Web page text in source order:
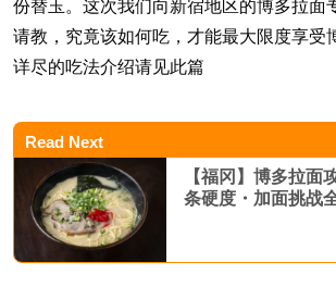
份替玉。这次我们向新宿地区的博多拉面
请教，究竟该如何吃，才能最大限度享受
详尽的吃法介绍请见此篇
Read Next
【福冈】博多拉面
条硬度・加面挑战